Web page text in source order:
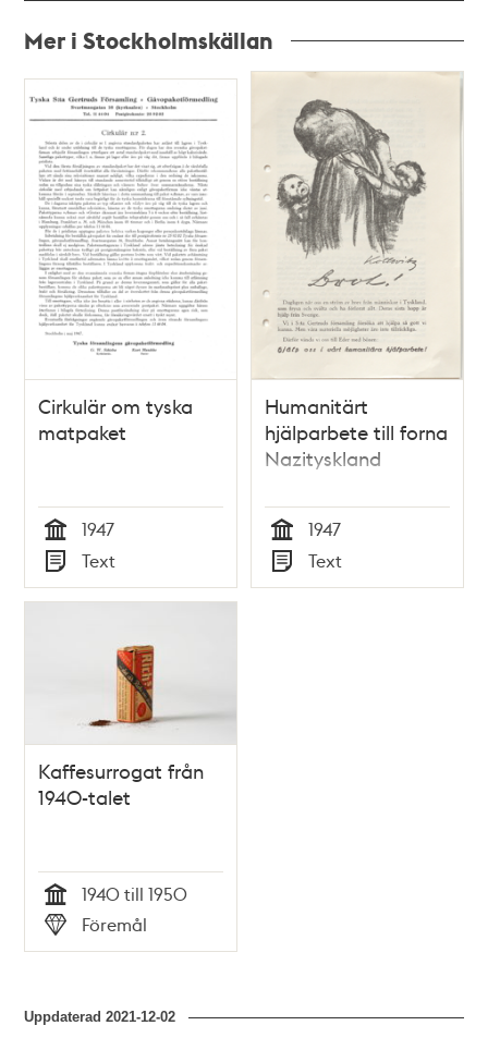
Mer i Stockholmskällan
Relaterade
poster
teman
Cirkulär om tyska
matpaket
Tid
1947
Typ
Text
Humanitärt
hjälparbete till forna
Nazityskland
Tid
1947
Typ
Text
Kaffesurrogat från
1940-talet
Tid
1940 till 1950
Typ
Föremål
Uppdaterad2021-12-02